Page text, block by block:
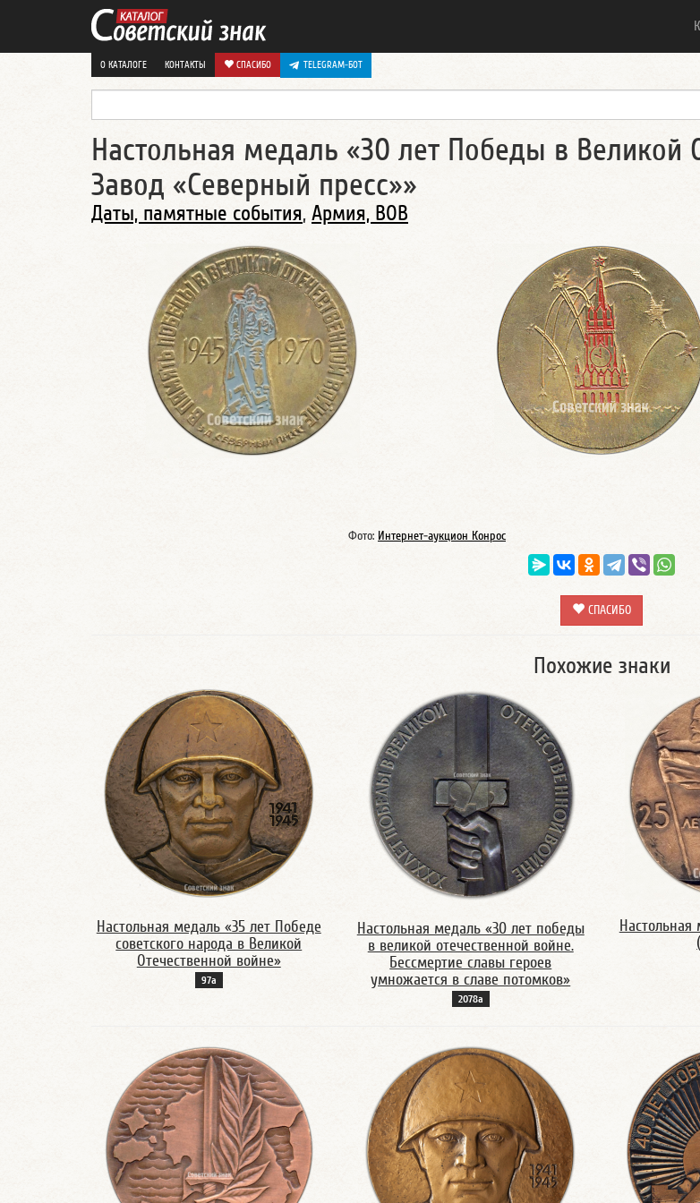
О КАТАЛОГЕ КОНТАКТЫ СПАСИБО TELEGRAM-БОТ
Настольная медаль «30 лет Победы в Великой
Завод «Северный пресс»»
Даты, памятные события, Армия, ВОВ
Фото: Интернет-аукцион Конрос
СПАСИБО
Похожие знаки
Настольная медаль «35 лет Победе
советского народа в Великой
Отечественной войне»
97а
Настольная медаль «30 лет победы
в великой отечественной войне.
Бессмертие славы героев
умножается в славе потомков»
2078а